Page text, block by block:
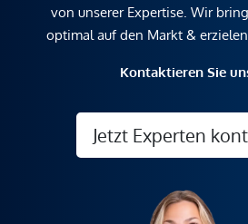
von unserer Expertise. Wir
optimal auf den Markt &
Kontaktieren Sie
Jetzt Experten